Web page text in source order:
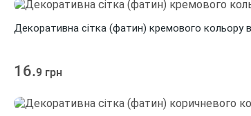
Декоративна сітка (фатин) кремового кольору
16.9 грн